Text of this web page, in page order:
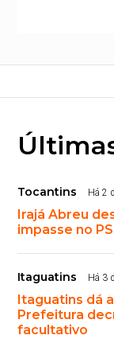
Tocantins Há 2
Irajá Abreu
impasse no
Itaguatins Há 3
Itaguatins dá
Prefeitura
facultativo